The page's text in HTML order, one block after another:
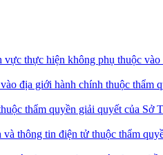
thực hiện không phụ thuộc
địa giới hành chính thuộc
thẩm quyền giải quyết của
thông tin điện tử thuộc thẩm